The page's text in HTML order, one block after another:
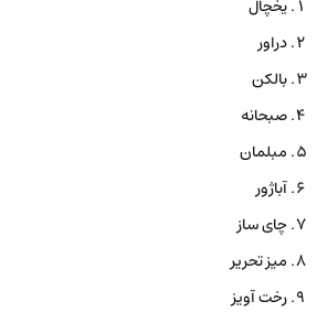
یخچال
دراور
بالکن
صبحانه
مبلمان
آباژور
چای ساز
میز تحریر
رخت آویز